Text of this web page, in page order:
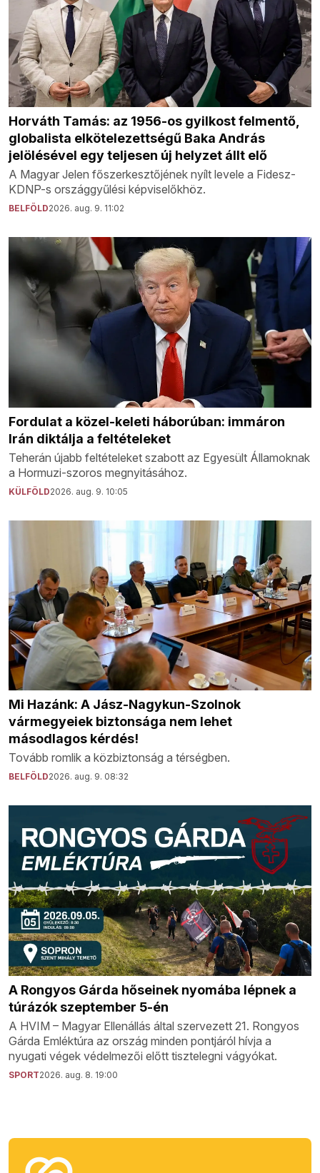
Horváth Tamás: az 1956-os gyilkost felmentő,
globalista elkötelezettségű Baka András
jelölésével egy teljesen új helyzet állt elő
A Magyar Jelen főszerkesztőjének nyílt levele a Fidesz-
KDNP-s országgyűlési képviselőkhöz.
BELFÖLD2026. aug. 9. 11:02
Fordulat a közel-keleti háborúban: immáron
Irán diktálja a feltételeket
Teherán újabb feltételeket szabott az Egyesült Államoknak
a Hormuzi-szoros megnyitásához.
KÜLFÖLD2026. aug. 9. 10:05
Mi Hazánk: A Jász-Nagykun-Szolnok
vármegyeiek biztonsága nem lehet
másodlagos kérdés!
Tovább romlik a közbiztonság a térségben.
BELFÖLD2026. aug. 9. 08:32
A Rongyos Gárda hőseinek nyomába lépnek a
túrázók szeptember 5-én
A HVIM – Magyar Ellenállás által szervezett 21. Rongyos
Gárda Emléktúra az ország minden pontjáról hívja a
nyugati végek védelmezői előtt tisztelegni vágyókat.
SPORT2026. aug. 8. 19:00